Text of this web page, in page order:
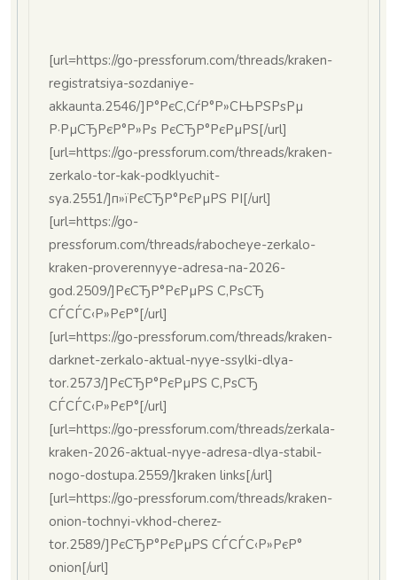
[url=https://go-pressforum.com/threads/kraken-
registratsiya-sozdaniye-
akkaunta.2546/]Р°РєС‚СѓР°Р»СЊРЅРѕРµ
Р·РµСЂРєР°Р»Рѕ РєСЂР°РєРµРЅ[/url]
[url=https://go-pressforum.com/threads/kraken-
zerkalo-tor-kak-podklyuchit-
sya.2551/]п»їРєСЂР°РєРµРЅ РІ[/url]
[url=https://go-
pressforum.com/threads/rabocheye-zerkalo-
kraken-proverennyye-adresa-na-2026-
god.2509/]РєСЂР°РєРµРЅ С‚РѕСЂ
СЃСЃС‹Р»РєР°[/url]
[url=https://go-pressforum.com/threads/kraken-
darknet-zerkalo-aktual-nyye-ssylki-dlya-
tor.2573/]РєСЂР°РєРµРЅ С‚РѕСЂ
СЃСЃС‹Р»РєР°[/url]
[url=https://go-pressforum.com/threads/zerkala-
kraken-2026-aktual-nyye-adresa-dlya-stabil-
nogo-dostupa.2559/]kraken links[/url]
[url=https://go-pressforum.com/threads/kraken-
onion-tochnyi-vkhod-cherez-
tor.2589/]РєСЂР°РєРµРЅ СЃСЃС‹Р»РєР°
onion[/url]